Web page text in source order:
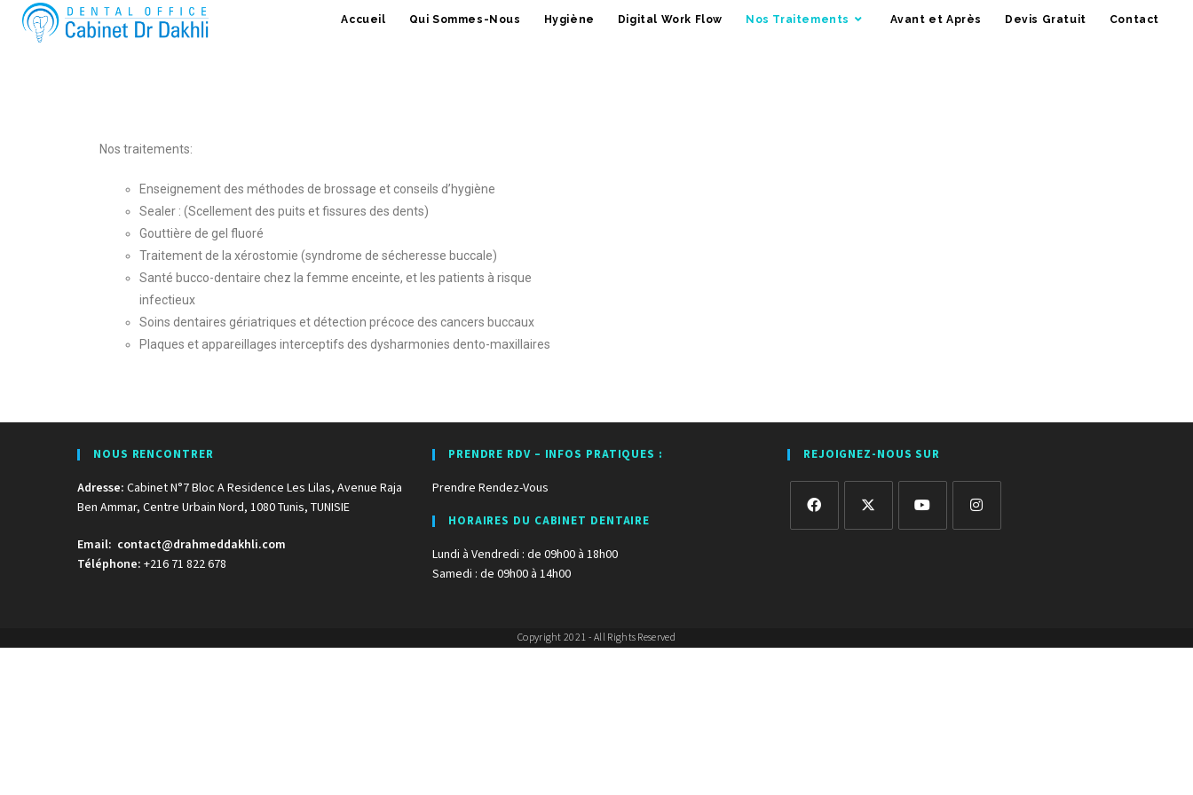
Accueil Qui Sommes-Nous Hygiène Digital Work Flow Nos Traitements Avant et Après Devis Gratuit Contact
Nos traitements:
Enseignement des méthodes de brossage et conseils d’hygiène
Sealer : (Scellement des puits et fissures des dents)
Gouttière de gel fluoré
Traitement de la xérostomie (syndrome de sécheresse buccale)
Santé bucco-dentaire chez la femme enceinte, et les patients à risque
infectieux
Soins dentaires gériatriques et détection précoce des cancers buccaux
Plaques et appareillages interceptifs des dysharmonies dento-maxillaires
NOUS RENCONTRER
Adresse: Cabinet N°7 Bloc A Residence Les Lilas, Avenue Raja
Ben Ammar, Centre Urbain Nord, 1080 Tunis, TUNISIE
Email: contact@drahmeddakhli.com
Téléphone: +216 71 822 678
PRENDRE RDV – INFOS PRATIQUES :
Prendre Rendez-Vous
HORAIRES DU CABINET DENTAIRE
Lundi à Vendredi : de 09h00 à 18h00
Samedi : de 09h00 à 14h00
REJOIGNEZ-NOUS SUR
Copyright 2021 - All Rights Reserved